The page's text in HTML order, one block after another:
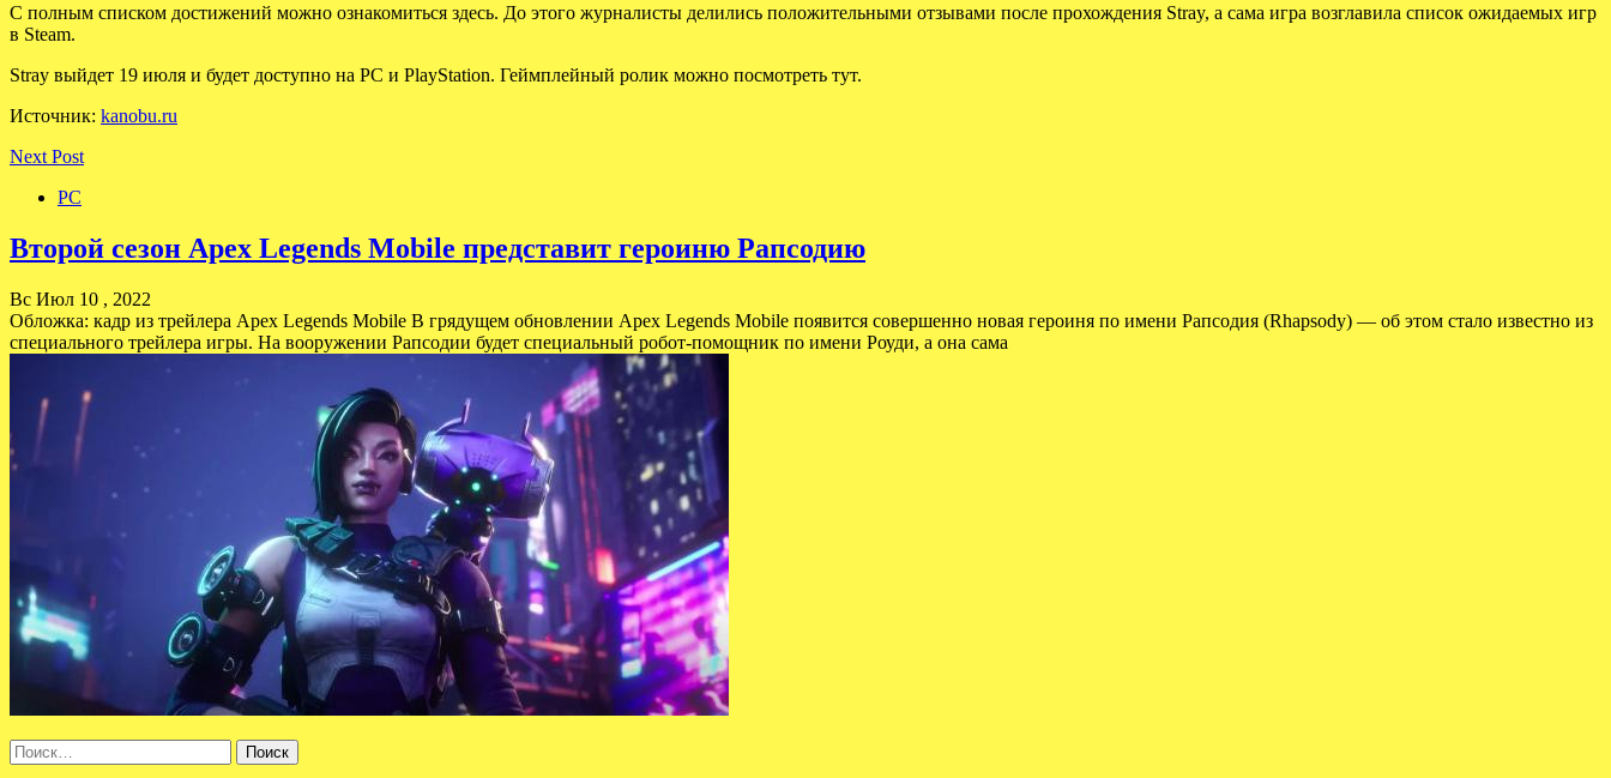
С полным списком достижений можно ознакомиться здесь. До этого журналисты делились положительными отзывами после прохождения Stray, а сама игра возглавила список ожидаемых игр
в Steam.
Stray выйдет 19 июля и будет доступно на PC и PlayStation. Геймплейный ролик можно посмотреть тут.
Источник: kanobu.ru
Next Post
PC
Второй сезон Apex Legends Mobile представит героиню Рапсодию
Вс Июл 10 , 2022
Обложка: кадр из трейлера Apex Legends Mobile В грядущем обновлении Apex Legends Mobile появится совершенно новая героиня по имени Рапсодия (Rhapsody) — об этом стало известно из
специального трейлера игры. На вооружении Рапсодии будет специальный робот-помощник по имени Роуди, а она сама
Найти: